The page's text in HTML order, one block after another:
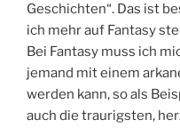
Geschichten“. Das ist
ich mehr auf Fantasy
Bei Fantasy muss ich
jemand mit einem
werden kann, so als
auch die traurigsten,